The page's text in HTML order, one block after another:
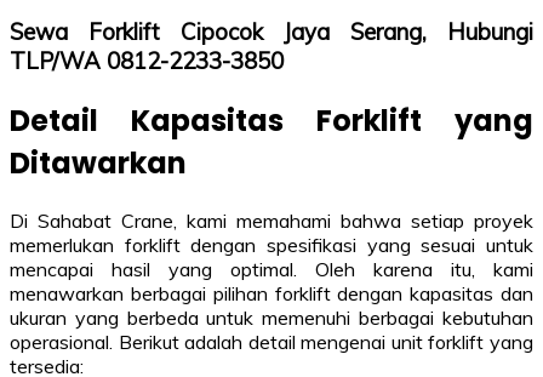
Sewa Forklift Cipocok Jaya Serang, Hubungi
TLP/WA 0812-2233-3850
Detail Kapasitas Forklift yang
Ditawarkan
Di Sahabat Crane, kami memahami bahwa setiap proyek
memerlukan forklift dengan spesifikasi yang sesuai untuk
mencapai hasil yang optimal. Oleh karena itu, kami
menawarkan berbagai pilihan forklift dengan kapasitas dan
ukuran yang berbeda untuk memenuhi berbagai kebutuhan
operasional. Berikut adalah detail mengenai unit forklift yang
tersedia: